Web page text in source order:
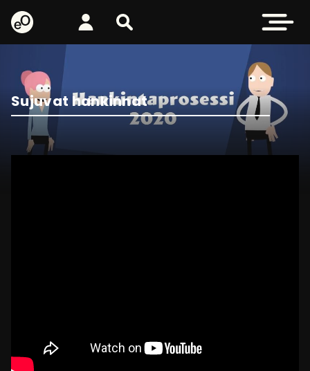
eOppiva - Etusivulle
Kirjaudu Etsi sivustolta Avaa
Sujuvat hankinnat